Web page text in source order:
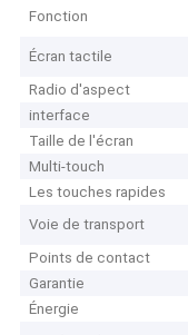
Fonction
Écran tactile
Radio d'aspect
interface
Taille de l'écran
Multi-touch
Les touches rapides
Voie de transport
Points de contact
Garantie
Énergie